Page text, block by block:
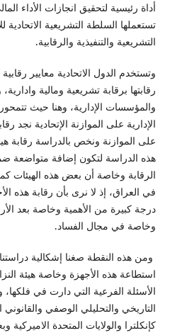
أداة رئيسية لتحقيق انجازات الأداء
تستعملها السلطة التشريعية الاتحادية
التشريعية والتنفيذية والرقابية.
وتستخدم الدول الاتحادية معايير
رقابتها برقابة تشريعية ومالية
والمؤسسات الإدارية، وهنا حيث
الإدارية على الموازنة الإتحادية نجد
على الموازنة ونخص بالدراسة رقابة
هذه الدراسة لتكون إضافة متواضعة
الرقابة وخاصة أن بعض هذه الهيئات
في العراق، إذ لا نرى بأن رقابة هذه
درجة كبيرة من الأهمية وخاصة بعد
وخاصة في مجال الفساد.
ومن هذه النقطة صغنا إشكالية
استطاعة هذه الأجهزة وخاصة هيئة
الأسئلة الفرعية التي دارت في فلكها،
التاريخي والتحليلي الوصفي
كإنكلترا والولايات المتحدة الاميركية